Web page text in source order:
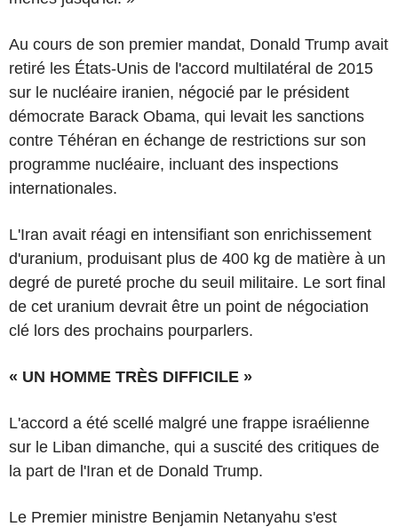
Au cours de son premier mandat, Donald Trump avait
retiré les États-Unis de l'accord multilatéral de 2015
sur le nucléaire iranien, négocié par le président
démocrate Barack Obama, qui levait les sanctions
contre Téhéran en échange de restrictions sur son
programme nucléaire, incluant des inspections
internationales.
L'Iran avait réagi en intensifiant son enrichissement
d'uranium, produisant plus de 400 kg de matière à un
degré de pureté proche du seuil militaire. Le sort final
de cet uranium devrait être un point de négociation
clé lors des prochains pourparlers.
« UN HOMME TRÈS DIFFICILE »
L'accord a été scellé malgré une frappe israélienne
sur le Liban dimanche, qui a suscité des critiques de
la part de l'Iran et de Donald Trump.
Le Premier ministre Benjamin Netanyahu s'est